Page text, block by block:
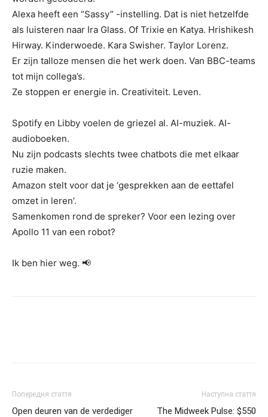
Alexa heeft een “Sassy” -instelling. Dat is niet hetzelfde
als luisteren naar Ira Glass. Of Trixie en Katya. Hrishikesh
Hirway. Kinderwoede. Kara Swisher. Taylor Lorenz.
Er zijn talloze mensen die het werk doen. Van BBC-teams
tot mijn collega’s.
Ze stoppen er energie in. Creativiteit. Leven.
Spotify en Libby voelen de griezel al. AI-muziek. AI-
audioboeken.
Nu zijn podcasts slechts twee chatbots die met elkaar
ruzie maken.
Amazon stelt voor dat je ‘gesprekken aan de eettafel
omzet in leren’.
Samenkomen rond de spreker? Voor een lezing over
Apollo 11 van een robot?
Ik ben hier weg. 📢
Попередня стаття
Open deuren van de verdediger
Наступна стаття
The Midweek Pulse: $550